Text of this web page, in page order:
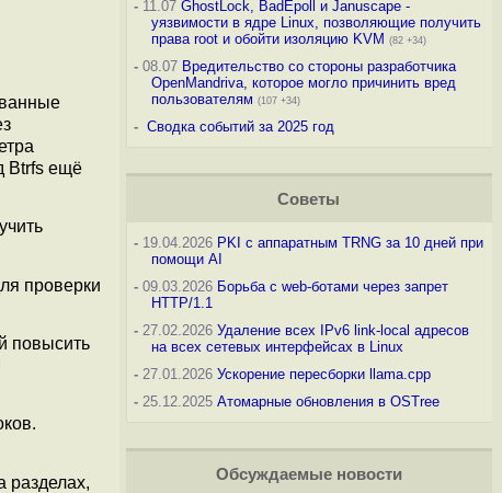
Btrfs ещё
проверки
повысить
разделах,
-11.07 GhostLock, BadEpoll и Januscape -
уязвимости в ядре Linux, позволяющие получить
права root и обойти изоляцию KVM (82 +34)
-08.07 Вредительство со стороны разработчика
OpenMandriva, которое могло причинить вред
пользователям (107 +34)
- Сводка событий за 2025 год
Советы
-19.04.2026 PKI с аппаратным TRNG за 10 дней при
помощи AI
-09.03.2026 Борьба с web-ботами через запрет
HTTP/1.1
-27.02.2026 Удаление всех IPv6 link-local адресов
на всех сетевых интерфейсах в Linux
-27.01.2026 Ускорение пересборки llama.cpp
-25.12.2025 Атомарные обновления в OSTree
Обсуждаемые новости